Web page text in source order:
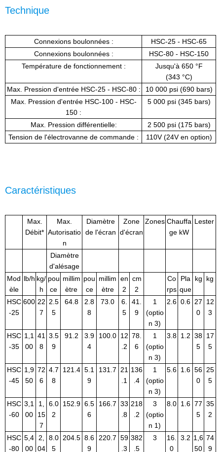
Technique
Connexions boulonnées :
HSC-25 - HSC-65
Connexions boulonnées :
HSC-80 - HSC-150
Température de fonctionnement :
Jusqu'à 650 °F
(343 °C)
Max. Pression d'entrée HSC-25 - HSC-80 :
10 000 psi (690 bars)
Max. Pression d'entrée HSC-100 - HSC-
150 :
5 000 psi (345 bars)
Max. Pression différentielle:
2 500 psi (175 bars)
Tension de l'électrovanne de commande :
110V (24V en option)
Caractéristiques
Max.
Débit*
Max.
Autorisatio
n
Diamètre
de l'écran
Zone
d'écran
Zones Chauffa
ge kW
Lester
Diamètre
d'alésage
Mod
èle
lb/h kg/
h
pou
ce
millim
ètre
pou
ce
millim
ètre
en
2
cm
2
Co
rps
Pla
que
kg kg
HSC
-25
600 22
7
2.5
5
64.8
2.8
8
73.0
6.
5
41.
9
1
(optio
n 3)
2.6 0.6 27
0
12
3
HSC
-35
1,1
00
41
8
3.5
9
91.2
3.9
4
100.0 12
.2
78.
6
1
(optio
n 3)
3.8 1.2 38
5
17
5
HSC
-45
1,9
50
72
6
4.7
8
121.4 5.1
9
131.7 21
.1
136
.4
1
(optio
n 3)
5.6 1.6 56
0
25
5
HSC
-60
3,1
00
1,
15
7
6.0
2
152.9 6.5
6
166.7 33
.8
218
.2
3
(optio
n 1)
8.0 1.6 77
5
35
2
HSC
-80
5,4
00
2,
04
8.0
5
204.5 8.6
9
220.7 59
.3
382
.5
3
16.
0
3.2 1,6
50
74
9